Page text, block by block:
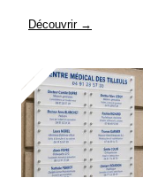
Découvrir →